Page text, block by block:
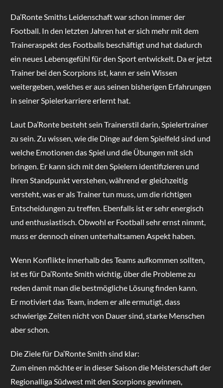
Da’Ronte Smiths Leidenschaft war schon immer der
Football. In den letzten Jahren hat er sich mehr mit dem
Traineraspekt des Footballs beschäftigt und hat dadurch
ein neues Lebensgefühl für den Sport entwickelt. Da er jetzt
Trainer bei den Scorpions ist, kann er sein Wissen
weitergeben, welches er aus seinen bisherigen Erfahrungen
in seiner Spielerkarriere erlernt hat.
Laut Da’Ronte besteht sein Trainerstil darin, Spielertrainer
zu sein. Zu wissen, wie die Dinge auf dem Spielfeld sind und
welche Emotionen das Spiel und die Übungen mit sich
bringen. Er kann sich mit den Spielern identifizieren und
ihren Standpunkt verstehen, während er gleichzeitig
versteht, was er als Trainer tun muss, um die richtigen
Entscheidungen zu treffen. Ebenfalls ist er sehr energisch
und enthusiastisch. Obwohl er Football sehr ernst nimmt,
muss er dennoch einen unterhaltsamen Aspekt haben.
Wenn Konflikte innerhalb des Teams aufkommen sollten,
ist es für Da’Ronte Smith wichtig, über die Probleme zu
reden damit man die bestmögliche Lösung finden kann.
Er motiviert das Team, indem er alle ermutigt, dass
schwierige Zeiten nicht von Dauer sind, starke Menschen
aber schon.
Die Ziele für Da’Ronte Smith sind klar:
Zum einen möchte er in dieser Saison die Meisterschaft der
Regionalliga Südwest mit den Scorpions gewinnen,